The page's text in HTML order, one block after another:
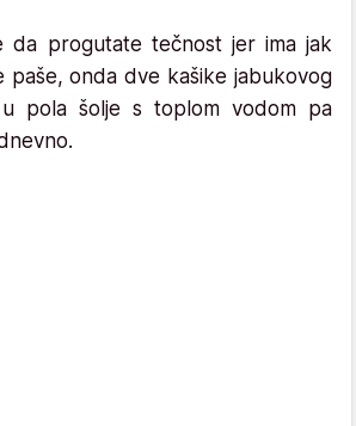
da progutate tečnost jer ima jak
paše, onda dve kašike jabukovog
pola šolje s toplom vodom pa